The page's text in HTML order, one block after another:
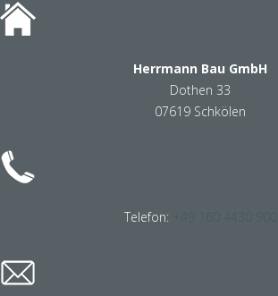
Herrmann Bau GmbH
Dothen 33
07619 Schkölen
Telefon: +49 160 4430 900